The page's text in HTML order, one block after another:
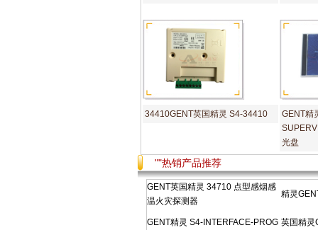
34410GENT英国精灵 S4-34410
GENT精
光盘
""热销产品推荐
GENT英国精灵 34710 点型感烟感
温火灾探测器
精灵
GENT精灵 S4-INTERFACE-PROG 英国精灵